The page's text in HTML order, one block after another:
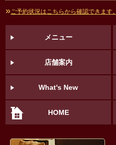
»ご予約状況はこちらから確認できます。
メニュー
店舗案内
What's New
HOME